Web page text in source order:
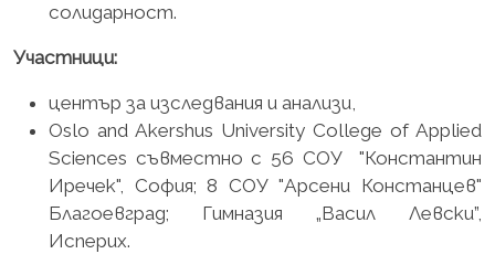
солидарност.
Участници:
център за изследвания и анализи,
Oslo and Akershus University College of Applied
Sciences съвместно с 56 СОУ "Константин
Иречек", София; 8 СОУ "Арсени Констанцев"
Благоевград; Гимназия „Васил Левски”,
Исперих.